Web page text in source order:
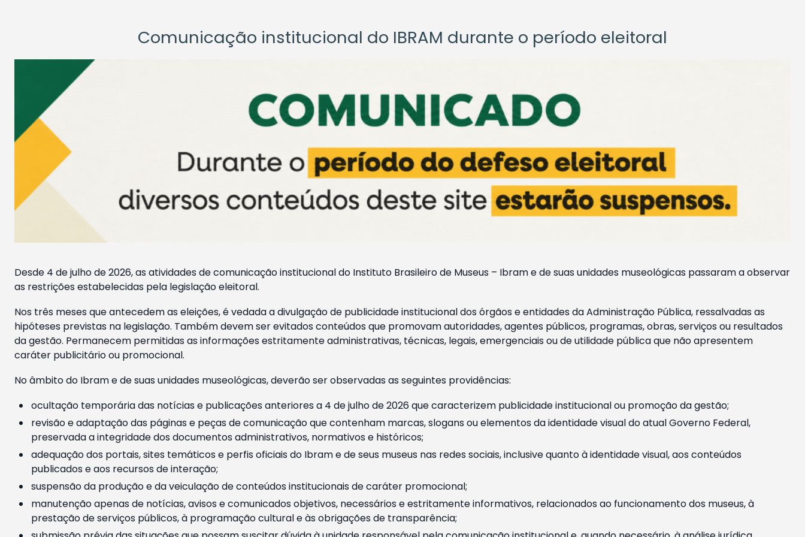
Comunicação institucional do IBRAM durante o período eleitoral
Desde 4 de julho de 2026, as atividades de comunicação institucional do Instituto Brasileiro de Museus – Ibram e de suas unidades museológicas passaram a observar
as restrições estabelecidas pela legislação eleitoral.
Nos três meses que antecedem as eleições, é vedada a divulgação de publicidade institucional dos órgãos e entidades da Administração Pública, ressalvadas as
hipóteses previstas na legislação. Também devem ser evitados conteúdos que promovam autoridades, agentes públicos, programas, obras, serviços ou resultados
da gestão. Permanecem permitidas as informações estritamente administrativas, técnicas, legais, emergenciais ou de utilidade pública que não apresentem
caráter publicitário ou promocional.
No âmbito do Ibram e de suas unidades museológicas, deverão ser observadas as seguintes providências:
ocultação temporária das notícias e publicações anteriores a 4 de julho de 2026 que caracterizem publicidade institucional ou promoção da gestão;
revisão e adaptação das páginas e peças de comunicação que contenham marcas, slogans ou elementos da identidade visual do atual Governo Federal,
preservada a integridade dos documentos administrativos, normativos e históricos;
adequação dos portais, sites temáticos e perfis oficiais do Ibram e de seus museus nas redes sociais, inclusive quanto à identidade visual, aos conteúdos
publicados e aos recursos de interação;
suspensão da produção e da veiculação de conteúdos institucionais de caráter promocional;
manutenção apenas de notícias, avisos e comunicados objetivos, necessários e estritamente informativos, relacionados ao funcionamento dos museus, à
prestação de serviços públicos, à programação cultural e às obrigações de transparência;